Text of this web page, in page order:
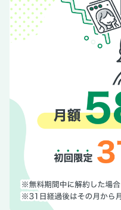
の悪路走破性はマジ別格!!
宇垣美里の人生はロック
呂布カルマのフリースタ
安齋肇の空耳だぜ！人生
山下メロの【平成レトロ
【広告】グランドジャン
逢田珠里依 1st写真集
【広告】高野 秀行『メ
【広告】清水 侑季『教
週刊プレイボーイ創刊
中！
エロのミカタ／安田理央
スポーツのキワミ